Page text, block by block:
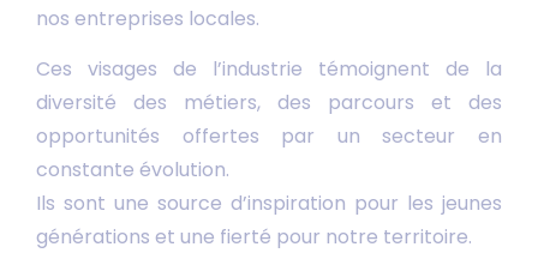
nos entreprises locales.
Ces visages de l’industrie témoignent de la
diversité des métiers, des parcours et des
opportunités offertes par un secteur en
constante évolution.
Ils sont une source d’inspiration pour les jeunes
générations et une fierté pour notre territoire.